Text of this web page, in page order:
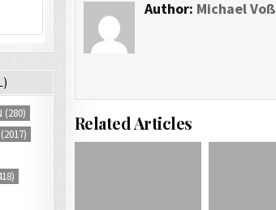
Author: Michael Voß
Related Articles
(280)
(2017)